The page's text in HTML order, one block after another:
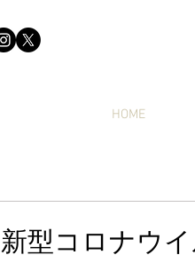
HOME
新型コロナウ